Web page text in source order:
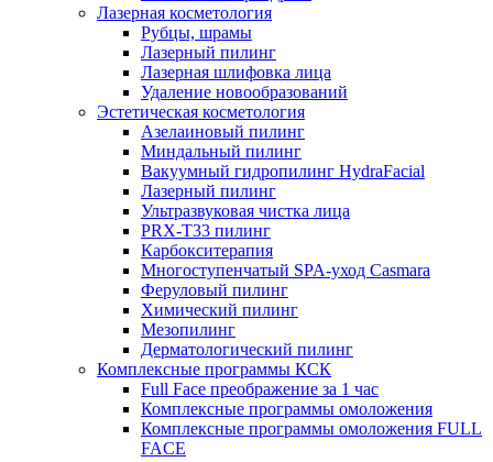
Лазерная косметология
Рубцы, шрамы
Лазерный пилинг
Лазерная шлифовка лица
Удаление новообразований
Эстетическая косметология
Азелаиновый пилинг
Миндальный пилинг
Вакуумный гидропилинг HydraFacial
Лазерный пилинг
Ультразвуковая чистка лица
PRX-T33 пилинг
Карбокситерапия
Многоступенчатый SPA-уход Сasmara
Феруловый пилинг
Химический пилинг
Мезопилинг
Дерматологический пилинг
Комплексные программы КСК
Full Face преображение за 1 час
Комплексные программы омоложения
Комплексные программы омоложения FULL
FACE